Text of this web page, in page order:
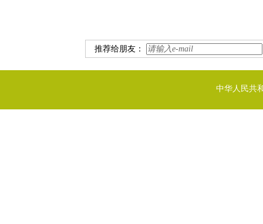
推荐给朋友：
中华人民共